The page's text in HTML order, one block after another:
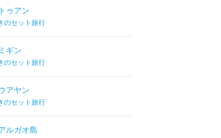
ゥアン
のセット旅行
ギン
のセット旅行
アヤン
のセット旅行
ルガオ島